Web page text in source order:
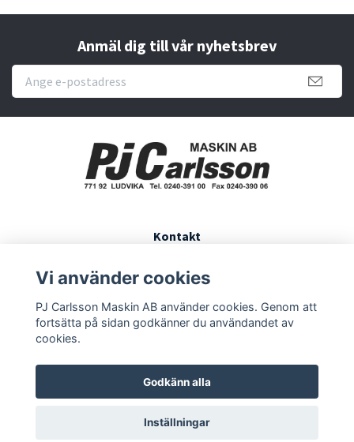
Anmäl dig till vår nyhetsbrev
Kontakt
Finansiering
Öppettider
Vi använder cookies
PJ Carlsson Maskin AB använder cookies. Genom att
fortsätta på sidan godkänner du användandet av
cookies.
Godkänn alla
Inställningar